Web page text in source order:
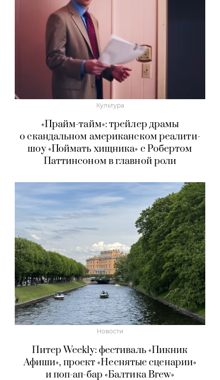
Культура
«Прайм-тайм»: трейлер драмы
о скандальном американском реалити-
шоу «Поймать хищника» с Робертом
Паттинсоном в главной роли
Новости
Питер Weekly: фестиваль «Пикник
Афиши», проект «Неснятые сценарии»
и поп-ап-бар «Балтика Brew»